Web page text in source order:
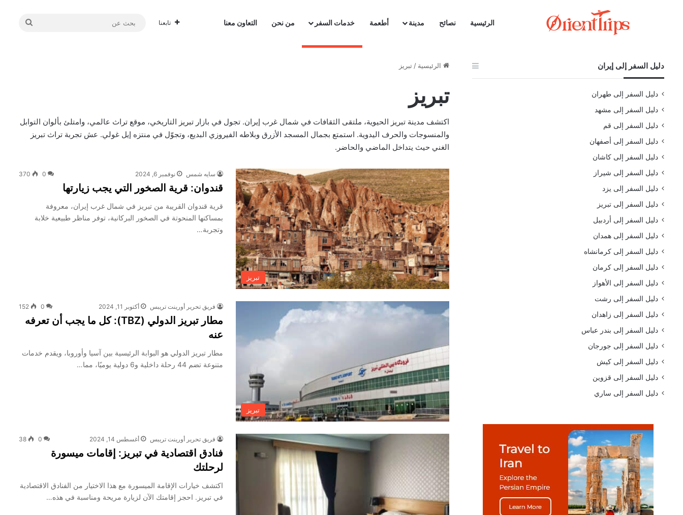
الرئيسية نصائح مدينة أطعمة خدمات السفر من نحن التعاون معنا تابعنا
بحث
الرئيسية / تبريز
تبريز
اكتشف مدينة تبريز الحيوية، ملتقى الثقافات في شمال غرب إيران. تجول في بازار تبريز التاريخي، موقع تراث عالمي، وامتلئ بألوان التوابل
والمنسوجات والحرف اليدوية. استمتع بجمال المسجد الأزرق وبلاطه الفيروزي البديع، وتجوّل في منتزه إيل غولي. عش تجربة تراث تبريز
الغني حيث يتداخل الماضي والحاضر.
تبريز
سايه شمس نوفمبر 6, 2024 0
370
قندوان: قرية الصخور التي يجب زيارتها
قرية قندوان القريبة من تبريز في شمال غرب إيران، معروفة
بمساكنها المنحوتة في الصخور البركانية، توفر مناظر طبيعية خلابة
وتجربة…
تبريز
فريق تحرير أورينت تريبس أكتوبر 11, 2024 0
152
مطار تبريز الدولي (TBZ): كل ما يجب أن تعرفه
عنه
مطار تبريز الدولي هو البوابة الرئيسية بين آسيا وأوروبا، ويقدم خدمات
متنوعة تضم 44 رحلة داخلية و6 دولية يوميًا، مما…
فريق تحرير أورينت تريبس أغسطس 14, 2024 0
38
فنادق اقتصادية في تبريز: إقامات ميسورة
لرحلتك
اكتشف خيارات الإقامة الميسورة مع هذا الاختيار من الفنادق الاقتصادية
في تبريز. احجز إقامتك الآن لزيارة مريحة ومناسبة في هذه…
دليل السفر إلى إيران
دليل السفر إلى طهران
دليل السفر إلى مشهد
دليل السفر إلى قم
دليل السفر إلى أصفهان
دليل السفر إلى كاشان
دليل السفر إلى شيراز
دليل السفر إلى يزد
دليل السفر إلى تبريز
دليل السفر إلى أردبيل
دليل السفر إلى همدان
دليل السفر إلى كرمانشاه
دليل السفر إلى كرمان
دليل السفر إلى الأهواز
دليل السفر إلى رشت
دليل السفر إلى زاهدان
دليل السفر إلى بندر عباس
دليل السفر إلى جورجان
دليل السفر إلى كيش
دليل السفر إلى قزوين
دليل السفر إلى ساري